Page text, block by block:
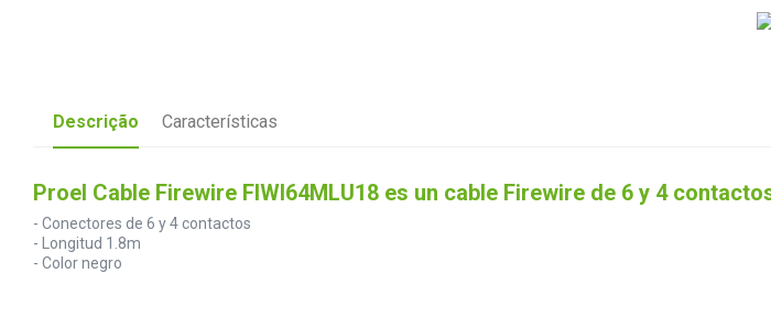
Descrição Características
Proel Cable Firewire FIWI64MLU18 es un cable Firewire de 6 y 4
- Conectores de 6 y 4 contactos
- Longitud 1.8m
- Color negro